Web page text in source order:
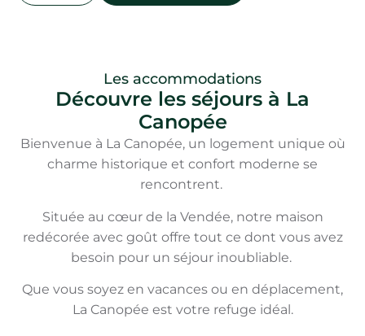
Les accommodations
Découvre les séjours à La
Canopée
Bienvenue à La Canopée, un logement unique où
charme historique et confort moderne se
rencontrent.
Située au cœur de la Vendée, notre maison
redécorée avec goût offre tout ce dont vous avez
besoin pour un séjour inoubliable.
Que vous soyez en vacances ou en déplacement,
La Canopée est votre refuge idéal.